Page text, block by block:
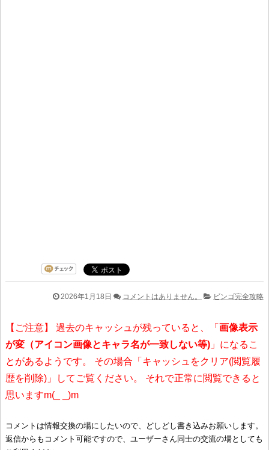
2026年1月18日 コメントはありません。 ビンゴ完全攻略
【ご注意】 過去のキャッシュが残っていると、「 画像表示
が変（アイコン画像とキャラ名が一致しない等) 」になるこ
とがあるようです。 その場合「キャッシュをクリア(閲覧履
歴を削除)」してご覧ください。 それで正常に閲覧できると
思いますm(_ _)m
コメントは情報交換の場にしたいので、どしどし書き込みお願いします。
返信からもコメント可能ですので、ユーザーさん同士の交流の場としても